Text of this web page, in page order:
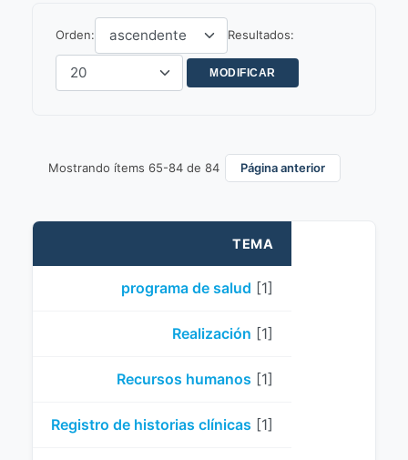
Orden: Resultados:
Mostrando ítems 65-84 de 84 Página anterior
TEMA
programa de salud [1]
Realización [1]
Recursos humanos [1]
Registro de historias clínicas [1]